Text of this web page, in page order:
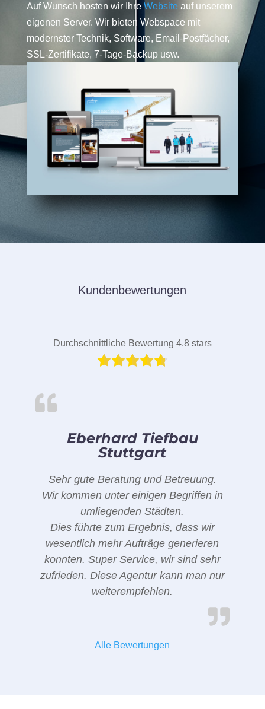
Auf Wunsch hosten wir Ihre Website auf unserem
eigenen Server. Wir bieten Webspace mit
modernster Technik, Software, Email-Postfächer,
SSL-Zertifikate, 7-Tage-Backup usw.
Kundenbewertungen
Durchschnittliche Bewertung 4.8 stars
Eberhard Tiefbau
Stuttgart
Sehr gute Beratung und Betreuung.
Wir kommen unter einigen Begriffen in
umliegenden Städten.
Dies führte zum Ergebnis, dass wir
wesentlich mehr Aufträge generieren
konnten. Super Service, wir sind sehr
zufrieden. Diese Agentur kann man nur
weiterempfehlen.
Alle Bewertungen